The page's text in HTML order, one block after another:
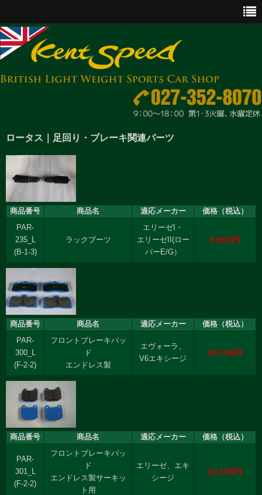
CAR SALES
ENGINE MAINTENANCE
OTHER WORKS
GOODS & ACCESSORIES
ロータス｜足回り・ブレーキ関連パーツ
商品番号 商品名 適応メーカー
価格（税込）
PAR-
235_L
(B-1-3)
ラックブーツ
エリーゼI・
エリーゼII(ロー
バーE/G）
9,900円
商品番号 商品名 適応メーカー
価格（税込）
PAR-
300_L
(F-2-2)
フロントブレーキパッ
ド
エンドレス製
エヴォーラ、
V6エキシージ
40,700円
商品番号 商品名 適応メーカー 価格（税込）
PAR-
301_L
(F-2-2)
フロントブレーキパッ
ド
エンドレス製サーキッ
ト用
エリーゼ、エキ
シージ
23,100円